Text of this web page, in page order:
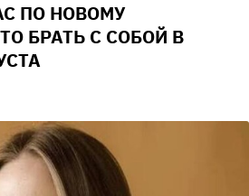
ПО НОВОМУ
БРАТЬ С СОБОЙ В